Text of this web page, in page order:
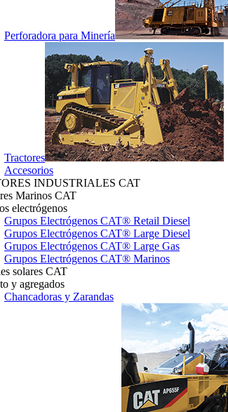
Perforadora para Minería
Tractores
Accesorios
INDUSTRIALES CAT
Marinos CAT
electrógenos
Grupos Electrógenos CAT® Retail Diesel
Grupos Electrógenos CAT® Large Diesel
Grupos Electrógenos CAT® Large Gas
Grupos Electrógenos CAT® Marinos
solares CAT
y agregados
Chancadoras y Zarandas